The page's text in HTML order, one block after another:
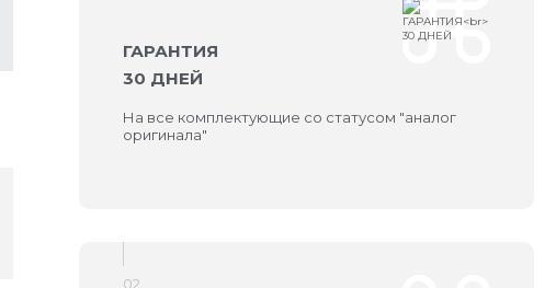
ГАРАНТИЯ
30 ДНЕЙ
На все комплектующие со статусом "аналог
оригинала"
02